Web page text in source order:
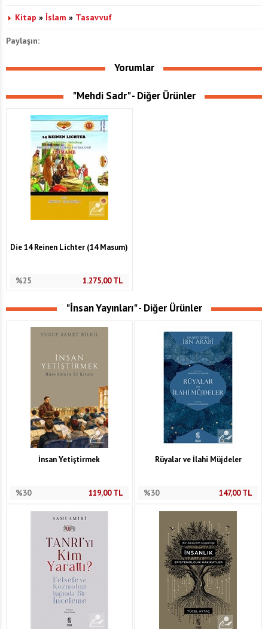
Kitap » İslam » Tasavvuf
Paylaşın:
Yorumlar
"Mehdi Sadr" - Diğer Ürünler
Die 14 Reinen Lichter (14 Masum)
%25 1.275,00TL
"İnsan Yayınları" - Diğer Ürünler
İnsan Yetiştirmek
%30 119,00TL
Rüyalar ve İlahi Müjdeler
%30 147,00TL